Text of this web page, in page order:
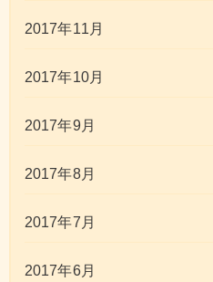
2017年11月
2017年10月
2017年9月
2017年8月
2017年7月
2017年6月